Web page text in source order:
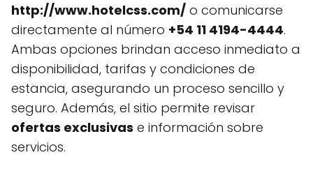
http://www.hotelcss.com/ o comunicarse
directamente al número +54 11 4194-4444.
Ambas opciones brindan acceso inmediato a
disponibilidad, tarifas y condiciones de
estancia, asegurando un proceso sencillo y
seguro. Además, el sitio permite revisar
ofertas exclusivas e información sobre
servicios.